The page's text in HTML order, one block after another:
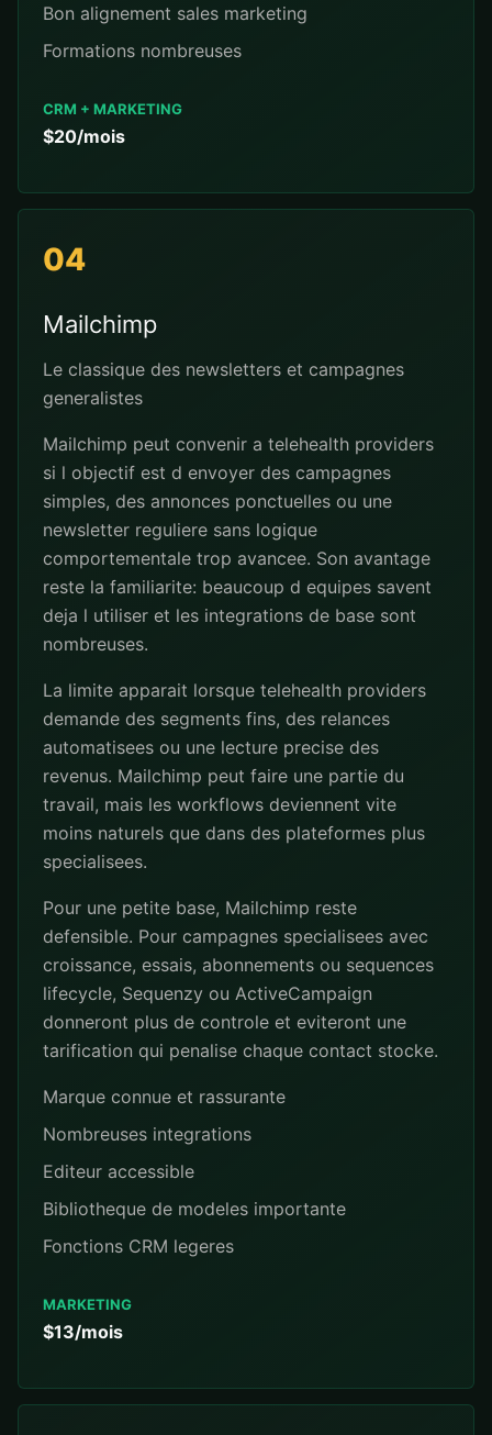
Bon alignement sales marketing
Formations nombreuses
CRM + MARKETING
$20/mois
04
Mailchimp
Le classique des newsletters et campagnes
generalistes
Mailchimp peut convenir a telehealth providers
si l objectif est d envoyer des campagnes
simples, des annonces ponctuelles ou une
newsletter reguliere sans logique
comportementale trop avancee. Son avantage
reste la familiarite: beaucoup d equipes savent
deja l utiliser et les integrations de base sont
nombreuses.
La limite apparait lorsque telehealth providers
demande des segments fins, des relances
automatisees ou une lecture precise des
revenus. Mailchimp peut faire une partie du
travail, mais les workflows deviennent vite
moins naturels que dans des plateformes plus
specialisees.
Pour une petite base, Mailchimp reste
defensible. Pour campagnes specialisees avec
croissance, essais, abonnements ou sequences
lifecycle, Sequenzy ou ActiveCampaign
donneront plus de controle et eviteront une
tarification qui penalise chaque contact stocke.
Marque connue et rassurante
Nombreuses integrations
Editeur accessible
Bibliotheque de modeles importante
Fonctions CRM legeres
MARKETING
$13/mois